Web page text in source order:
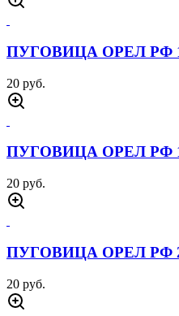
ПУГОВИЦА ОРЕЛ РФ
20 руб.
ПУГОВИЦА ОРЕЛ РФ
20 руб.
ПУГОВИЦА ОРЕЛ РФ
20 руб.